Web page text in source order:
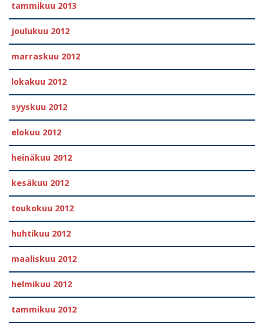
tammikuu 2013
joulukuu 2012
marraskuu 2012
lokakuu 2012
syyskuu 2012
elokuu 2012
heinäkuu 2012
kesäkuu 2012
toukokuu 2012
huhtikuu 2012
maaliskuu 2012
helmikuu 2012
tammikuu 2012